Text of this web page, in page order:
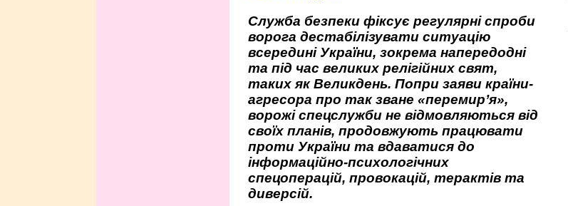
Служба безпеки фіксує регулярні спроби
ворога дестабілізувати ситуацію
всередині України, зокрема напередодні
та під час великих релігійних свят,
таких як Великдень. Попри заяви країни-
агресора про так зване «перемир’я»,
ворожі спецслужби не відмовляються від
своїх планів, продовжують працювати
проти України та вдаватися до
інформаційно-психологічних
спецоперацій, провокацій, терактів та
диверсій.